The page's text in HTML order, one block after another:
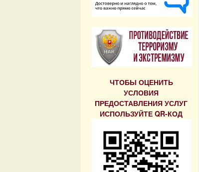
ЧТОБЫ ОЦЕНИТЬ
УСЛОВИЯ
ПРЕДОСТАВЛЕНИЯ УСЛУГ
ИСПОЛЬЗУЙТЕ QR-КОД